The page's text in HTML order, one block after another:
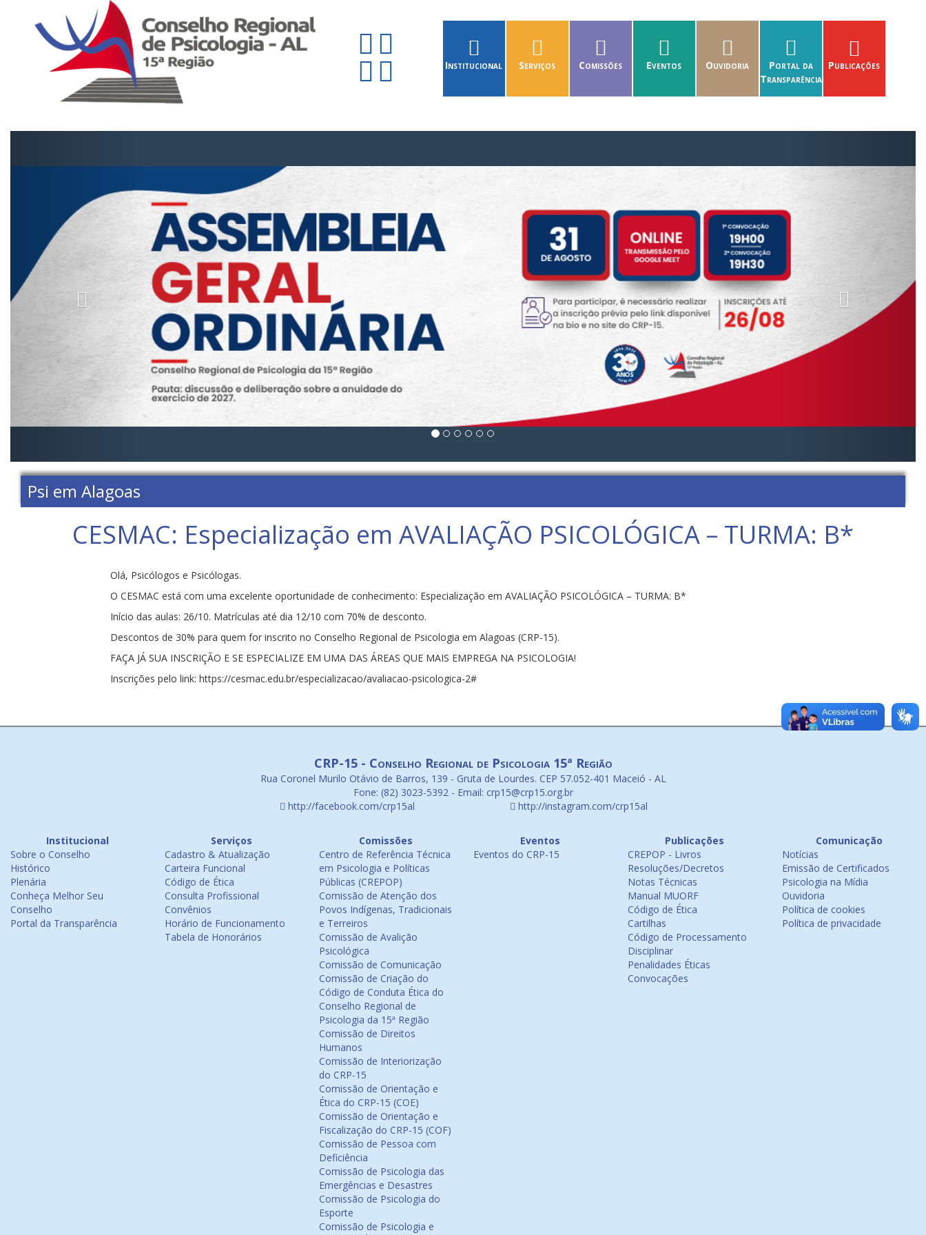
Institucional Serviços Comissões Eventos Ouvidoria
Portal da
Transparência
Publicações
Psi em Alagoas
CESMAC: Especialização em AVALIAÇÃO PSICOLÓGICA – TURMA: B*
Olá, Psicólogos e Psicólogas.
O CESMAC está com uma excelente oportunidade de conhecimento: Especialização em AVALIAÇÃO PSICOLÓGICA – TURMA: B*
Início das aulas: 26/10. Matrículas até dia 12/10 com 70% de desconto.
Descontos de 30% para quem for inscrito no Conselho Regional de Psicologia em Alagoas (CRP-15).
FAÇA JÁ SUA INSCRIÇÃO E SE ESPECIALIZE EM UMA DAS ÁREAS QUE MAIS EMPREGA NA PSICOLOGIA!
Inscrições pelo link: https://cesmac.edu.br/especializacao/avaliacao-psicologica-2#
CRP-15 - Conselho Regional de Psicologia 15ª Região
Rua Coronel Murilo Otávio de Barros, 139 - Gruta de Lourdes. CEP 57.052-401 Maceió - AL
Fone: (82) 3023-5392 - Email: crp15@crp15.org.br
http://facebook.com/crp15al
http://instagram.com/crp15al
Institucional
Sobre o Conselho
Histórico
Plenária
Conheça Melhor Seu
Conselho
Portal da Transparência
Serviços
Cadastro & Atualização
Carteira Funcional
Código de Ética
Consulta Profissional
Convênios
Horário de Funcionamento
Tabela de Honorários
Comissões
Centro de Referência Técnica
em Psicologia e Políticas
Públicas (CREPOP)
Comissão de Atenção dos
Povos Indígenas, Tradicionais
e Terreiros
Comissão de Avalição
Psicológica
Comissão de Comunicação
Comissão de Criação do
Código de Conduta Ética do
Conselho Regional de
Psicologia da 15ª Região
Comissão de Direitos
Humanos
Comissão de Interiorização
do CRP-15
Comissão de Orientação e
Ética do CRP-15 (COE)
Comissão de Orientação e
Fiscalização do CRP-15 (COF)
Comissão de Pessoa com
Deficiência
Comissão de Psicologia das
Emergências e Desastres
Comissão de Psicologia do
Esporte
Comissão de Psicologia e
Eventos
Eventos do CRP-15
Publicações
CREPOP - Livros
Resoluções/Decretos
Notas Técnicas
Manual MUORF
Código de Ética
Cartilhas
Código de Processamento
Disciplinar
Penalidades Éticas
Convocações
Comunicação
Notícias
Emissão de Certificados
Psicologia na Mídia
Ouvidoria
Política de cookies
Política de privacidade